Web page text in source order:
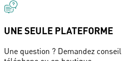
UNE SEULE PLATEFORME
Une question ? Demandez